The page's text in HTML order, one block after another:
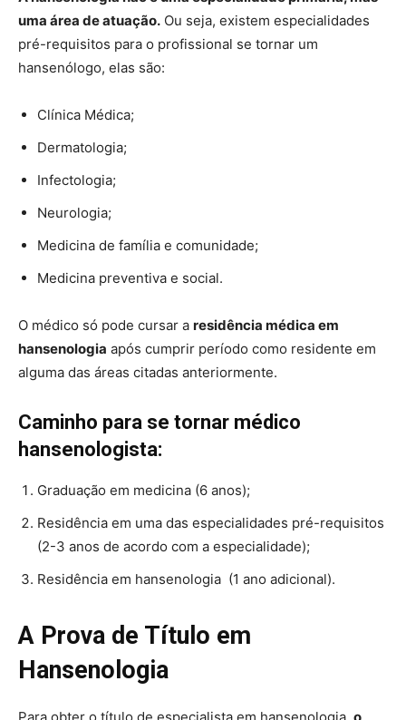
uma área de atuação. Ou seja, existem especialidades
pré-requisitos para o profissional se tornar um
hansenólogo, elas são:
Clínica Médica;
Dermatologia;
Infectologia;
Neurologia;
Medicina de família e comunidade;
Medicina preventiva e social.
O médico só pode cursar a residência médica em
hansenologia após cumprir período como residente em
alguma das áreas citadas anteriormente.
Caminho para se tornar médico
hansenologista:
Graduação em medicina (6 anos);
Residência em uma das especialidades pré-requisitos
(2-3 anos de acordo com a especialidade);
Residência em hansenologia (1 ano adicional).
A Prova de Título em
Hansenologia
Para obter o título de especialista em hansenologia, o